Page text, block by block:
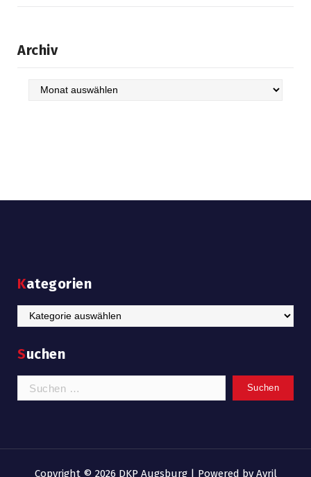
Archiv
Archiv
Kategorien
Kategorien
Suchen
Suchen
nach:
Copyright © 2026 DKP Augsburg | Powered by Avril